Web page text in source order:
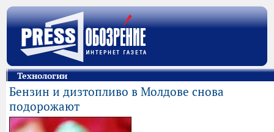
Технологии
Бензин и дизтопливо в Молдове снова
подорожают